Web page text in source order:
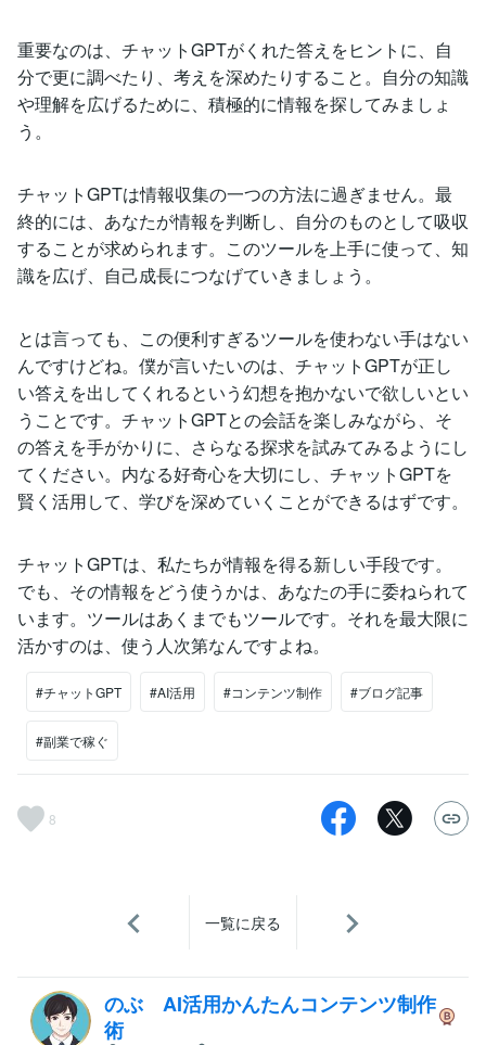
重要なのは、チャットGPTがくれた答えをヒントに、自
分で更に調べたり、考えを深めたりすること。自分の知識
や理解を広げるために、積極的に情報を探してみましょ
う。
チャットGPTは情報収集の一つの方法に過ぎません。最
終的には、あなたが情報を判断し、自分のものとして吸収
することが求められます。このツールを上手に使って、知
識を広げ、自己成長につなげていきましょう。
とは言っても、この便利すぎるツールを使わない手はない
んですけどね。僕が言いたいのは、チャットGPTが正し
い答えを出してくれるという幻想を抱かないで欲しいとい
うことです。チャットGPTとの会話を楽しみながら、そ
の答えを手がかりに、さらなる探求を試みてみるようにし
てください。内なる好奇心を大切にし、チャットGPTを
賢く活用して、学びを深めていくことができるはずです。
チャットGPTは、私たちが情報を得る新しい手段です。
でも、その情報をどう使うかは、あなたの手に委ねられて
います。ツールはあくまでもツールです。それを最大限に
活かすのは、使う人次第なんですよね。
#チャットGPT #AI活用 #コンテンツ制作 #ブログ記事
#副業で稼ぐ
8
一覧に戻る
のぶ AI活用かんたんコンテンツ制作
術